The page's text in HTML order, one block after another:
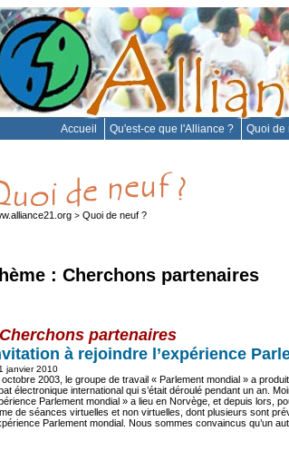
Accueil Qu'est-ce que l'Alliance ? Quoi de
> Quoi de neuf ?
: Cherchons partenaires
Cherchons partenaires
à rejoindre l’expérience
janvier 2010
octobre 2003, le groupe de travail « Parlement mondial » a
électronique international qui s’était déroulé pendant un an.
Parlement mondial » a lieu en Norvège, et depuis lors,
de séances virtuelles et non virtuelles, dont plusieurs sont
Parlement mondial. Nous sommes convaincus qu’un